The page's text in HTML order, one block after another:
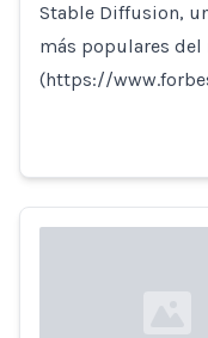
Stable Diffusion,
más populares
(https://